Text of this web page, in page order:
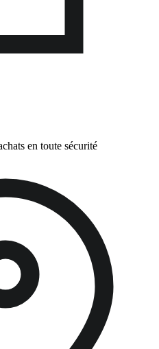
en toute sécurité